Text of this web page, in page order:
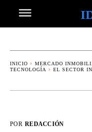
INICIO MERCADO
TECNOLOGÍA
EL SECTOR
POR REDACCIÓN